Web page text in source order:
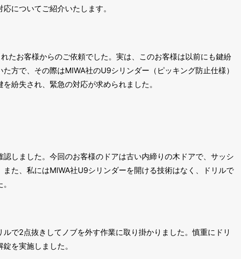
についてご紹介いたします。
たお客様からのご依頼でした。実は、このお客様は以前にも鍵紛
方で、その際はMIWA社のU9シリンダー（ピッキング防止仕様）
紛失され、緊急の対応が求められました。
しました。今回のお客様のドアは古い内締りの木ドアで、サッシ
た、私にはMIWA社U9シリンダーを開ける技術はなく、ドリルで
で2点抜きしてノブを外す作業に取り掛かりました。慎重にドリ
を実施しました。